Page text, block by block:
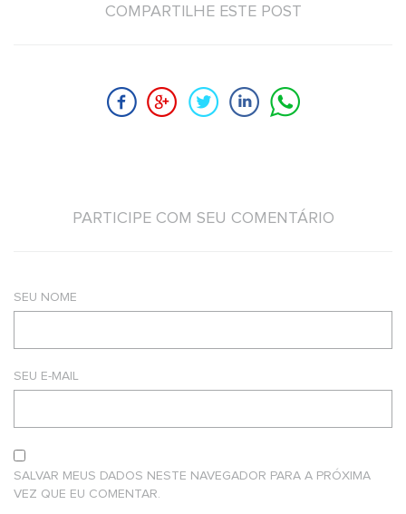
COMPARTILHE ESTE POST
PARTICIPE COM SEU COMENTÁRIO
SEU NOME
SEU E-MAIL
SALVAR MEUS DADOS NESTE NAVEGADOR PARA A PRÓXIMA
VEZ QUE EU COMENTAR.